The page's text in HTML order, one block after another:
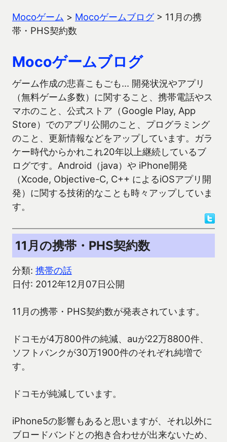
Mocoゲーム > Mocoゲームブログ> 11月の携
帯・PHS契約数
Mocoゲームブログ
ゲーム作成の悲喜こもごも… 開発状況やアプリ
（無料ゲーム多数）に関すること、携帯電話やス
マホのこと、公式ストア（Google Play, App
Store）でのアプリ公開のこと、プログラミング
のこと、更新情報などをアップしています。ガラ
ケー時代からかれこれ20年以上継続しているブ
ログです。Android（java）や iPhone開発
（Xcode, Objective-C, C++ によるiOSアプリ開
発）に関する技術的なことも時々アップしていま
す。
11月の携帯・PHS契約数
分類: 携帯の話
日付: 2012年12月07日公開
11月の携帯・PHS契約数が発表されています。
ドコモが4万800件の純減、auが22万8800件、
ソフトバンクが30万1900件のそれぞれ純増で
す。
ドコモが純減しています。
iPhone5の影響もあると思いますが、それ以外に
ブロードバンドとの抱き合わせが出来ないため、